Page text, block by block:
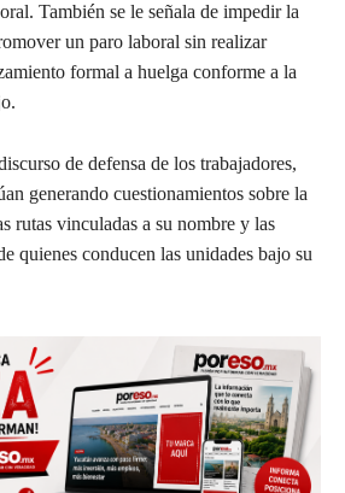
También se le señala de impedir la
un paro laboral sin realizar
formal a huelga conforme a la
de defensa de los trabajadores,
generando cuestionamientos sobre la
rutas vinculadas a su nombre y las
quienes conducen las unidades bajo su